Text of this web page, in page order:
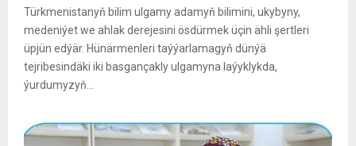
Türkmenistanyň bilim ulgamy adamyň bilimini, ukybyny,
medeniýet we ahlak derejesini ösdürmek üçin ähli şertleri
üpjün edýär. Hünärmenleri taýýarlamagyň dünýä
tejribesindäki iki basgançakly ulgamyna laýyklykda,
ýurdumyzyň...